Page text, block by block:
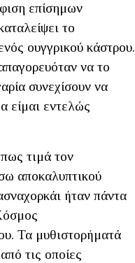
επίσημων
το
ουγγρικού κάστρου.
να το
συνεχίσουν να
είμαι εντελώς
τιμά τον
αποκαλυπτικού
ήταν πάντα
Τα μυθιστορήματά
τις οποίες